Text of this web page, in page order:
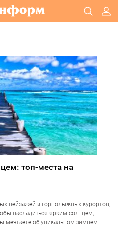
топ-места на
пейзажей и горнолыжных курортов,
насладиться ярким солнцем,
мечтаете об уникальном зимнем